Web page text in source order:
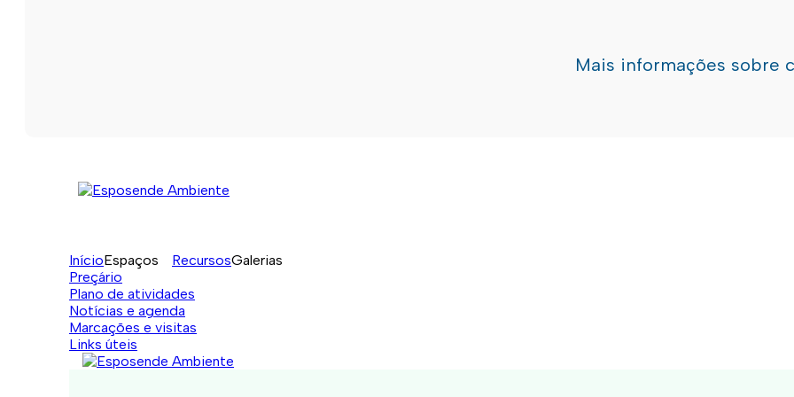
Mais informações sobre
InícioEspaços RecursosGalerias
Preçário
Plano de atividades
Notícias e agenda
Marcações e visitas
Links úteis